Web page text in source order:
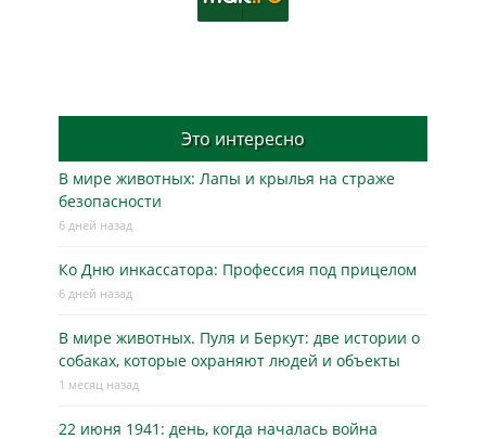
Это интересно
В мире животных: Лапы и крылья на страже
безопасности
6 дней назад
Ко Дню инкассатора: Профессия под прицелом
6 дней назад
В мире животных. Пуля и Беркут: две истории о
собаках, которые охраняют людей и объекты
1 месяц назад
22 июня 1941: день, когда началась война